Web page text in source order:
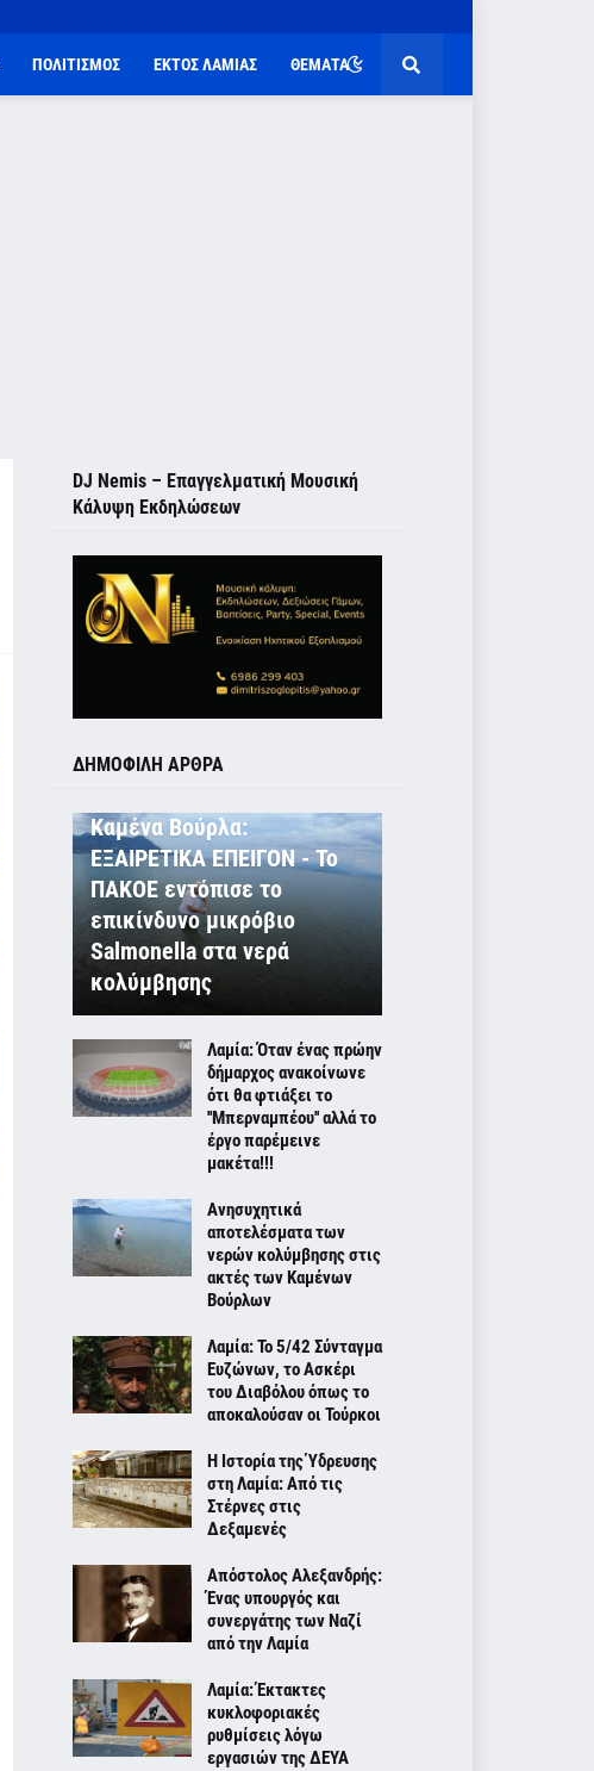
ΠΟΛΙΤΙΣΜΟΣ ΕΚΤΟΣ ΛΑΜΙΑΣ ΘΕΜΑΤΑ
DJ Nemis – Επαγγελματική Μουσική
Κάλυψη Εκδηλώσεων
ΔΗΜΟΦΙΛΗ ΑΡΘΡΑ
Καμένα Βούρλα:
ΕΞΑΙΡΕΤΙΚΑ ΕΠΕΙΓΟΝ - Το
ΠΑΚΟΕ εντόπισε το
επικίνδυνο μικρόβιο
Salmonella στα νερά
κολύμβησης
Λαμία: Όταν ένας πρώην
δήμαρχος ανακοίνωνε
ότι θα φτιάξει το
''Μπερναμπέου'' αλλά το
έργο παρέμεινε
μακέτα!!!
Ανησυχητικά
αποτελέσματα των
νερών κολύμβησης στις
ακτές των Καμένων
Βούρλων
Λαμία: Το 5/42 Σύνταγμα
Ευζώνων, το Ασκέρι
του Διαβόλου όπως το
αποκαλούσαν οι Τούρκοι
Η Ιστορία της Ύδρευσης
στη Λαμία: Από τις
Στέρνες στις
Δεξαμενές
Απόστολος Αλεξανδρής:
Ένας υπουργός και
συνεργάτης των Ναζί
από την Λαμία
Λαμία: Έκτακτες
κυκλοφοριακές
ρυθμίσεις λόγω
εργασιών της ΔΕΥΑ